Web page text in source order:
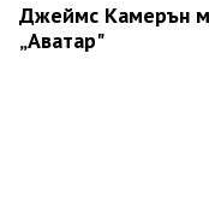
Джеймс Камерън
„Аватар"